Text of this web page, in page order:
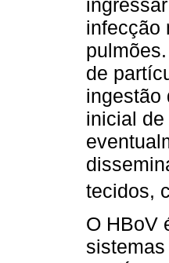
infecção
de
ingestão
inicial
tecidos,
O HBoV